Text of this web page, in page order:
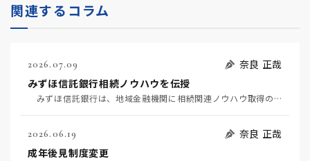
関連するコラム
2026.07.09
奈良 正哉
みずほ信託銀行相続ノウハウを伝授
みずほ信託銀行は、地域金融機関に相続関連ノウハウ取得のためのサブスクサービスを提供する。 ゼロ金…
2026.06.19
奈良 正哉
成年後見制度変更